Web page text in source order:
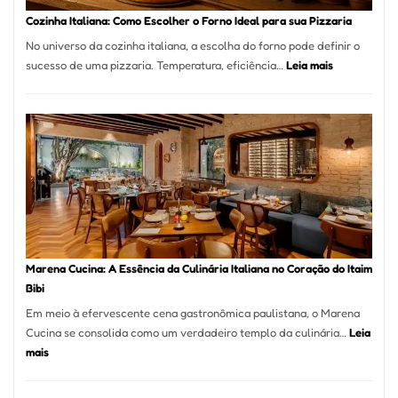
Portal
Resolver
Isso
Cozinha Italiana: Como Escolher o Forno Ideal para sua Pizzaria
No universo da cozinha italiana, a escolha do forno pode definir o
sucesso de uma pizzaria. Temperatura, eficiência…Leia mais:
Como
Escolher
o
Forno
Ideal
para
sua
Pizzaria
Marena Cucina: A Essência da Culinária Italiana no Coração do Itaim
Bibi
Em meio à efervescente cena gastronômica paulistana, o Marena
Cucina se consolida como um verdadeiro templo da culinária… Leia
mais: